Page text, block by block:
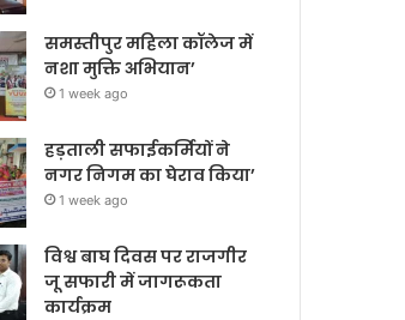
समस्तीपुर महिला कॉलेज में
नशा मुक्ति अभियान’
1 week ago
हड़ताली सफाईकर्मियों ने
नगर निगम का घेराव किया’
1 week ago
विश्व बाघ दिवस पर राजगीर
जू सफारी में जागरूकता
कार्यक्रम